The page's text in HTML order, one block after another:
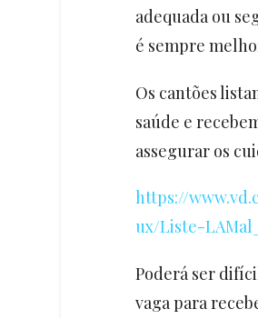
adequada ou
é sempre
Os cantões
saúde e
assegurar os
https://
ux/Liste-
Poderá ser
vaga para